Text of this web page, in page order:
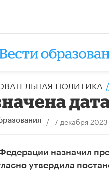
ПОЛИТИКА
/ 7 декабря 2023
назначил
утвердила